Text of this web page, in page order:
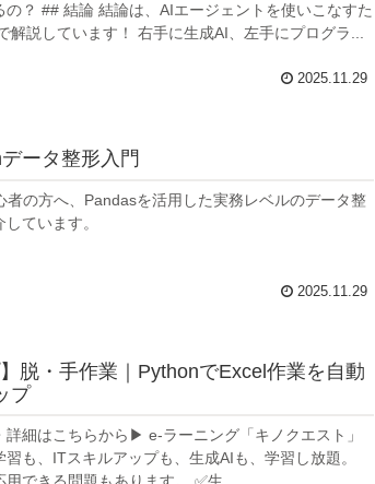
？ ## 結論 結論は、AIエージェントを使いこなすた
説しています！ 右手に生成AI、左手にプログラ...
2025.11.29
ータ整形入門
者の方へ、Pandasを活用した実務レベルのデータ整
ています。
2025.11.29
脱・手作業｜PythonでExcel作業を自動
プ
詳細はこちらから▶︎ e-ラーニング「キノクエスト」
も、ITスキルアップも、生成AIも、学習し放題。